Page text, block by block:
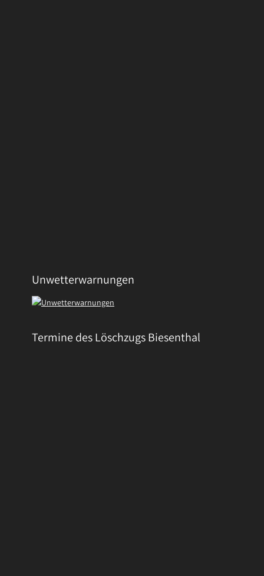
Unwetterwarnungen
Termine des Löschzugs Biesenthal